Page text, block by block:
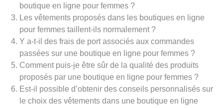
boutique en ligne pour femmes ?
Les vêtements proposés dans les boutiques en ligne
pour femmes taillent-ils normalement ?
Y a-t-il des frais de port associés aux commandes
passées sur une boutique en ligne pour femmes ?
Comment puis-je être sûr de la qualité des produits
proposés par une boutique en ligne pour femmes ?
Est-il possible d’obtenir des conseils personnalisés sur
le choix des vêtements dans une boutique en ligne